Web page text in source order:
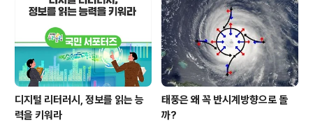
디지털 리터러시, 정보를 읽는 능
력을 키워라
태풍은 왜 꼭 반시계방향으로 돌
까?